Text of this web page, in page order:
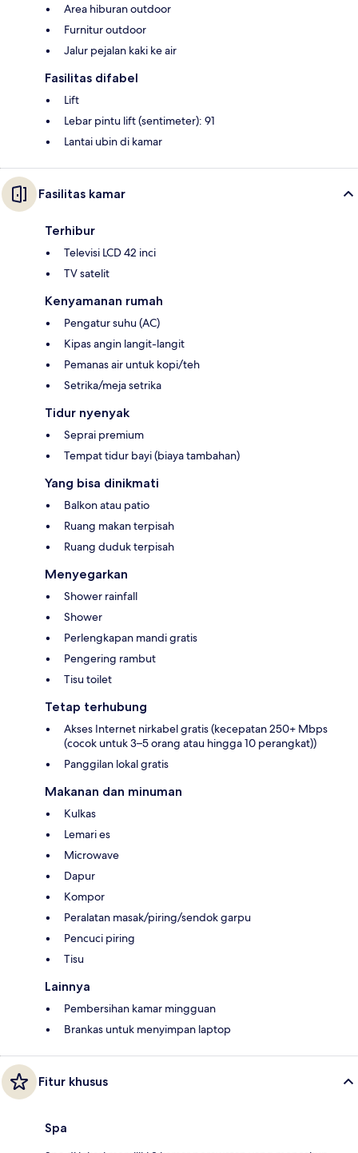
Area hiburan outdoor
Furnitur outdoor
Jalur pejalan kaki ke air
Fasilitas difabel
Lift
Lebar pintu lift (sentimeter): 91
Lantai ubin di kamar
Fasilitas kamar
Terhibur
Televisi LCD 42 inci
TV satelit
Kenyamanan rumah
Pengatur suhu (AC)
Kipas angin langit-langit
Pemanas air untuk kopi/teh
Setrika/meja setrika
Tidur nyenyak
Seprai premium
Tempat tidur bayi (biaya tambahan)
Yang bisa dinikmati
Balkon atau patio
Ruang makan terpisah
Ruang duduk terpisah
Menyegarkan
Shower rainfall
Shower
Perlengkapan mandi gratis
Pengering rambut
Tisu toilet
Tetap terhubung
Akses Internet nirkabel gratis (kecepatan 250+ Mbps
(cocok untuk 3–5 orang atau hingga 10 perangkat))
Panggilan lokal gratis
Makanan dan minuman
Kulkas
Lemari es
Microwave
Dapur
Kompor
Peralatan masak/piring/sendok garpu
Pencuci piring
Tisu
Lainnya
Pembersihan kamar mingguan
Brankas untuk menyimpan laptop
Fitur khusus
Spa